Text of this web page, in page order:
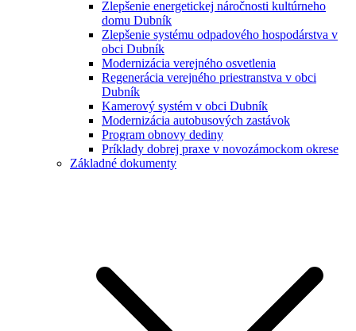
Zlepšenie energetickej náročnosti kultúrneho
domu Dubník
Zlepšenie systému odpadového hospodárstva v
obci Dubník
Modernizácia verejného osvetlenia
Regenerácia verejného priestranstva v obci
Dubník
Kamerový systém v obci Dubník
Modernizácia autobusových zastávok
Program obnovy dediny
Príklady dobrej praxe v novozámockom okrese
Základné dokumenty